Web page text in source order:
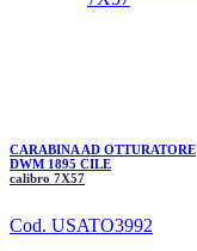
CARABINA AD OTTURATORE
DWM 1895 CILE
calibro 7X57
Cod. USATO3992